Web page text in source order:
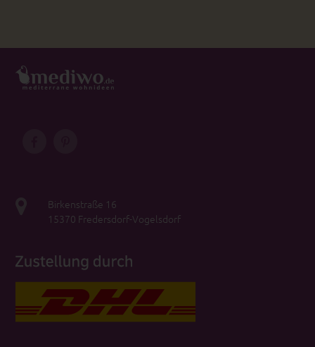
Birkenstraße 16
15370 Fredersdorf-Vogelsdorf